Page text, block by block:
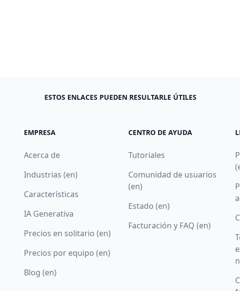
ESTOS ENLACES PUEDEN RESULTARLE ÚTILES
EMPRESA
Acerca de
Industrias (en)
Características
IA Generativa
Precios en solitario (en)
Precios por equipo (en)
Blog (en)
CENTRO DE AYUDA
Tutoriales
Comunidad de usuarios
(en)
Estado (en)
Facturación y FAQ (en)